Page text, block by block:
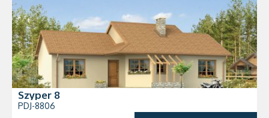
Szyper 8
PDJ-8806